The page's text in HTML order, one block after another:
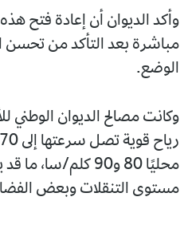
وأكد الديوان أن إعادة فتح
مباشرة بعد التأكد من تحسن
الوضع.
وكانت مصالح الديوان الوطني
محليًا 80 و90 كلم/
مستوى التنقلات وبعض